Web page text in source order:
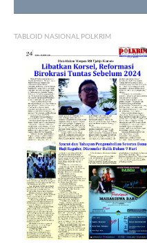
TABLOID NASIONAL POLKRIM